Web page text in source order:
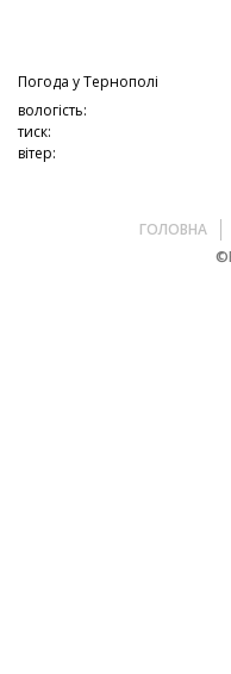
Погода уТернополі
вологість:
тиск:
вітер:
ГОЛОВНА